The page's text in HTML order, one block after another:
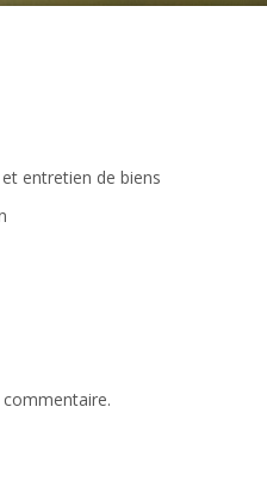
entretien de biens